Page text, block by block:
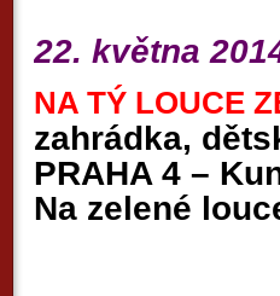
22. května
NA TÝ LOUCE
zahrádka,
PRAHA 4 –
Na zelené